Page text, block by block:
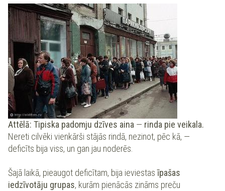
Attēlā: Tipiska padomju dzīves aina — rinda pie veikala.
Nereti cilvēki vienkārši stājās rindā, nezinot, pēc kā, —
deficīts bija viss, un gan jau noderēs.
Šajā laikā, pieaugot deficītam, bija ieviestasīpašas
iedzīvotāju grupas, kurām pienācās zināms preču